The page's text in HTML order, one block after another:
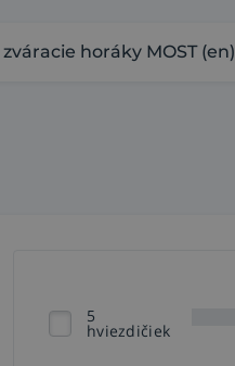
horáky MOST (en)
5
hviezdičiek